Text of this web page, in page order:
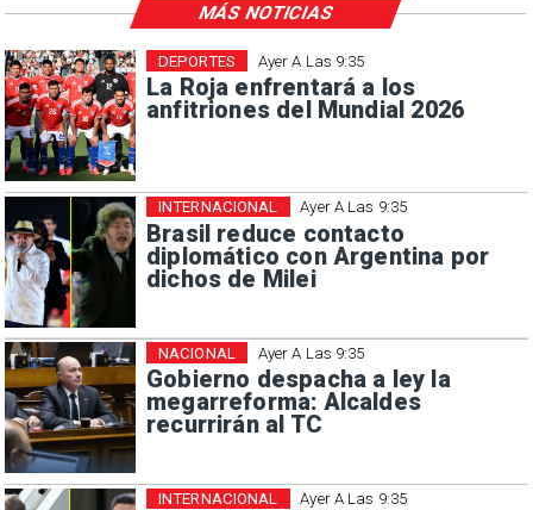
Ayer A Las 9:35
La Roja enfrentará a los
anfitriones del Mundial 2026
DEPORTES
Ayer A Las 9:35
Brasil reduce contacto
diplomático con Argentina por
dichos de Milei
INTERNACIONAL
Ayer A Las 9:35
Gobierno despacha a ley la
megarreforma: Alcaldes
recurrirán al TC
NACIONAL
Ayer A Las 9:35
INTERNACIONAL
MÁS NOTICIAS